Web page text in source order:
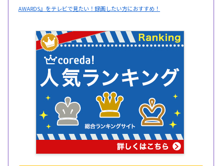
AWARDS』をテレビで見たい！録画したい方におすすめ！